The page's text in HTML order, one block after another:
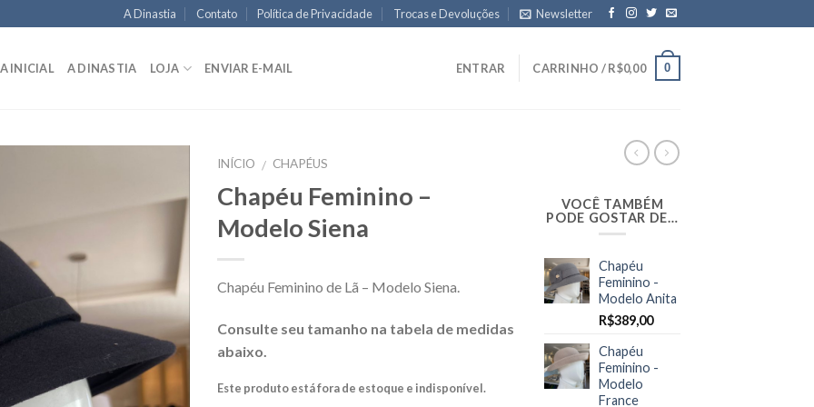
A Dinastia Contato Política de Privacidade Trocas e Devoluções Newsletter
INICIAL A DINASTIA LOJA ENVIAR E-MAIL ENTRAR CARRINHO /R$0,00 0
INÍCIO / CHAPÉUS
Chapéu Feminino –
Modelo Siena
Chapéu Feminino de Lã – Modelo Siena.
Consulte seu tamanho na tabela de medidas
abaixo.
Este produto está fora de estoque e indisponível.
VOCÊ TAMBÉM
PODE GOSTAR DE…
Chapéu
Feminino -
Modelo Anita
R$389,00
Chapéu
Feminino -
Modelo
France